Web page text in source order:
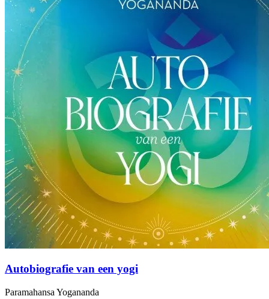
Autobiografie van een yogi
Paramahansa Yogananda